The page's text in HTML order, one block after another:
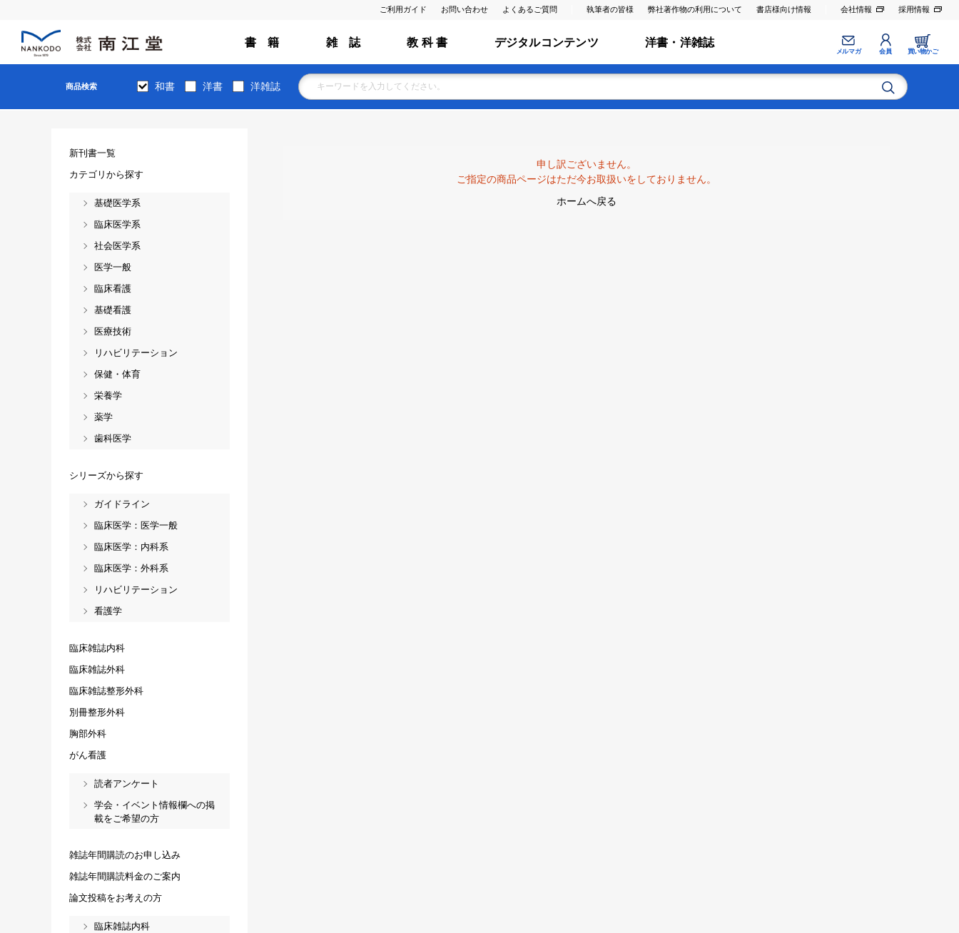
ご利用ガイド お問い合わせ よくあるご質問 執筆者の皆様 弊社著作物の利用について 書店様向け情報 会社情報 採用情報
書 籍 雑 誌 教 科 書 デジタルコンテンツ 洋書・洋雑誌
メルマガ 会員 買い物かご
商品検索 和書 洋書 洋雑誌
申し訳ございません。
ご指定の商品ページはただ今お取扱いをしておりません。
ホームへ戻る
新刊書一覧
カテゴリから探す
基礎医学系
臨床医学系
社会医学系
医学一般
臨床看護
基礎看護
医療技術
リハビリテーション
保健・体育
栄養学
薬学
歯科医学
シリーズから探す
ガイドライン
臨床医学：医学一般
臨床医学：内科系
臨床医学：外科系
リハビリテーション
看護学
臨床雑誌内科
臨床雑誌外科
臨床雑誌整形外科
別冊整形外科
胸部外科
がん看護
読者アンケート
学会・イベント情報欄への掲
載をご希望の方
雑誌年間購読のお申し込み
雑誌年間購読料金のご案内
論文投稿をお考えの方
臨床雑誌内科